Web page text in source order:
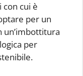
cui è
per un
un’imbottitura
per